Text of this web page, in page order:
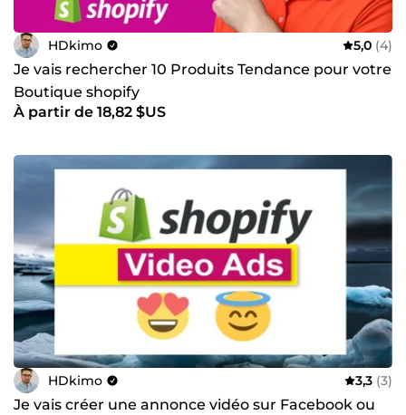
HDkimo 5,0 (4)
Je vais rechercher 10 Produits Tendance pour votre
Boutique shopify
À partir de 18,82 $US
HDkimo 3,3 (3)
Je vais créer une annonce vidéo sur Facebook ou